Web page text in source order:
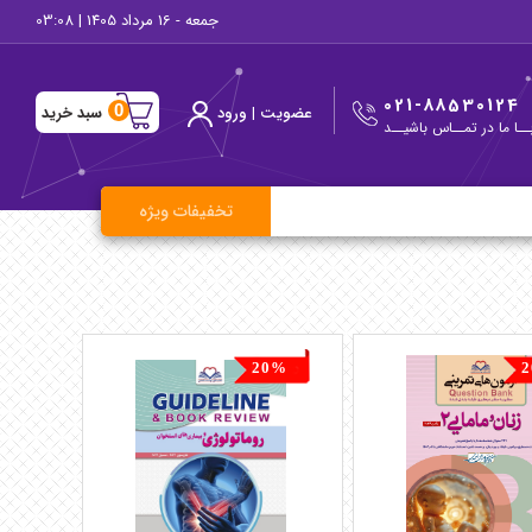
جمعه - 16 مرداد 1405 | 03:08
021-88530124
ما در تمــاس باشیــد
عضویت | ورود 0 سبد خرید
تخفیفات ویژه
20%